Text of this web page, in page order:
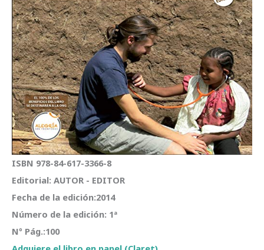
ISBN 978-84-617-3366-8
Editorial: AUTOR - EDITOR
Fecha de la edición:2014
Número de la edición: 1ª
Nº Pág.:100